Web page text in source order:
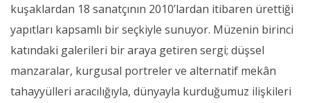
kuşaklardan 18 sanatçının 2010’lardan itibaren ürettiği
yapıtları kapsamlı bir seçkiyle sunuyor. Müzenin birinci
katındaki galerileri bir araya getiren sergi; düşsel
manzaralar, kurgusal portreler ve alternatif mekân
tahayyülleri aracılığıyla, dünyayla kurduğumuz ilişkileri